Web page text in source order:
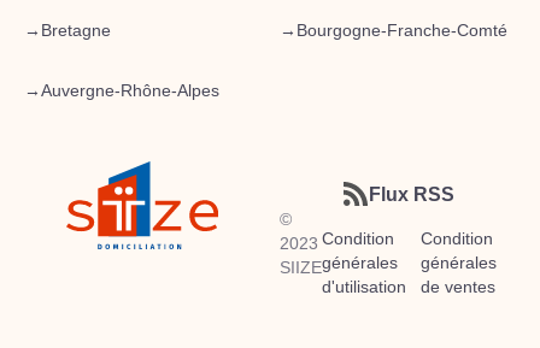
→ Bretagne → Bourgogne-Franche-Comté
→Auvergne-Rhône-Alpes
Flux RSS
©
2023
SIIZE
Condition
générales
d'utilisation
Condition
générales
de ventes